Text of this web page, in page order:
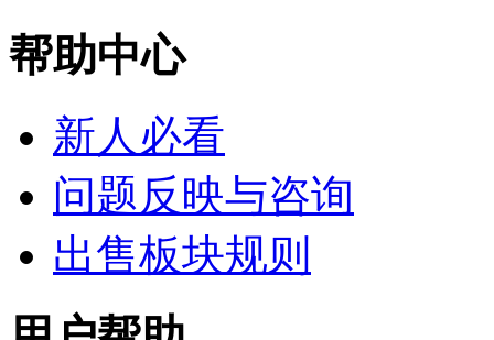
帮助中心
新人必看
问题反映与咨询
出售板块规则